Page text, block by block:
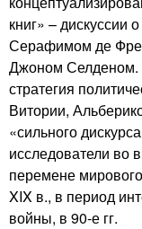
книг» – дискуссии
Серафимом де
Джоном Селденом.
стратегия
Витории,
«сильного
исследователи во
перемене
XIX в., в период
войны, в 90-е гг.